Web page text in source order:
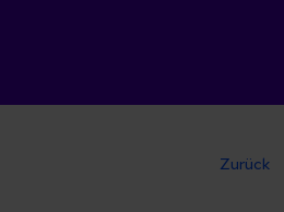
Zurück